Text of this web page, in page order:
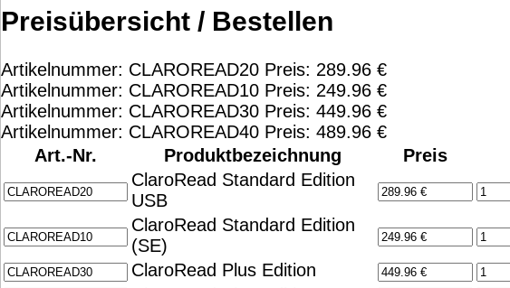
Preisübersicht / Bestellen
Artikelnummer: CLAROREAD20 Preis: 289.96 €
Artikelnummer: CLAROREAD10 Preis: 249.96 €
Artikelnummer: CLAROREAD30 Preis: 449.96 €
Artikelnummer: CLAROREAD40 Preis: 489.96 €
Art.-Nr.
Produktbezeichnung Preis
ClaroRead Standard Edition
USB
ClaroRead Standard Edition
(SE)
ClaroRead Plus Edition